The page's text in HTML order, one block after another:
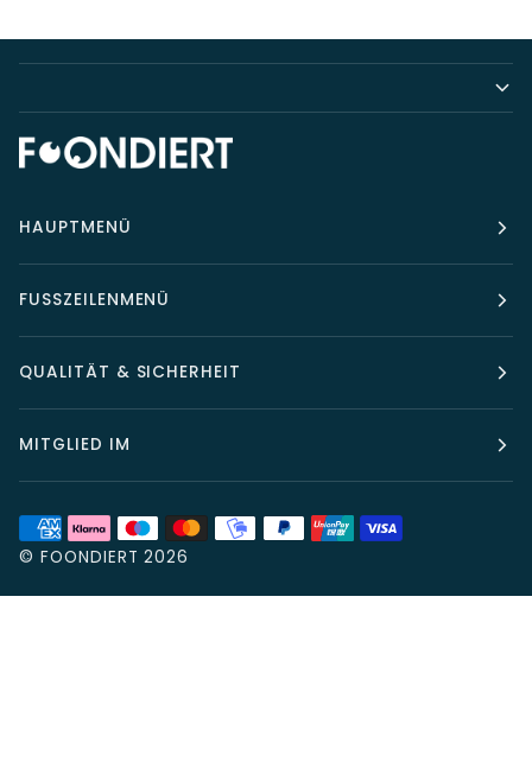
HAUPTMENÜ
FUSSZEILENMENÜ
QUALITÄT & SICHERHEIT
MITGLIED IM
© FOONDIERT 2026